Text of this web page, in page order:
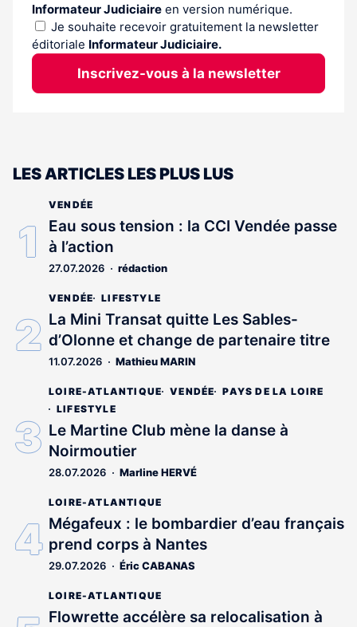
Informateur Judiciaire en version numérique.
Je souhaite recevoir gratuitement la newsletter
éditoriale Informateur Judiciaire.
Inscrivez-vous à la newsletter
LES ARTICLES LES PLUS LUS
VENDÉE
Eau sous tension : la CCI Vendée passe
à l’action
27.07.2026 rédaction
VENDÉE LIFESTYLE
La Mini Transat quitte Les Sables-
d’Olonne et change de partenaire titre
11.07.2026 Mathieu MARIN
LOIRE-ATLANTIQUE VENDÉE
PAYS DE LA LOIRE
LIFESTYLE
Le Martine Club mène la danse à
Noirmoutier
28.07.2026 Marline HERVÉ
LOIRE-ATLANTIQUE
Mégafeux : le bombardier d’eau français
prend corps à Nantes
29.07.2026 Éric CABANAS
LOIRE-ATLANTIQUE
Flowrette accélère sa relocalisation à